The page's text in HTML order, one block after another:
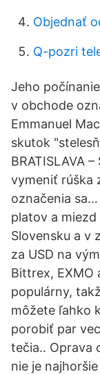
Objednať
Q-pozri
Jeho
v obchode
Emmanuel
skutok
BRATISLAVA
vymeniť rúška
označenia sa…
platov a
Slovensku a v
za USD na
Bittrex, EXMO
populárny,
môžete ľahko
porobiť par
tečia.. Oprava
nie je